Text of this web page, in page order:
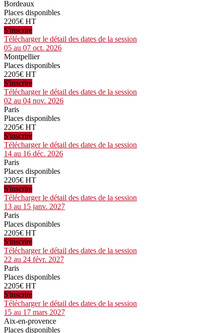
Bordeaux
Places disponibles
2205€ HT
S'inscrire
Télécharger le détail des dates de la session
05 au 07 oct. 2026
Montpellier
Places disponibles
2205€ HT
S'inscrire
Télécharger le détail des dates de la session
02 au 04 nov. 2026
Paris
Places disponibles
2205€ HT
S'inscrire
Télécharger le détail des dates de la session
14 au 16 déc. 2026
Paris
Places disponibles
2205€ HT
S'inscrire
Télécharger le détail des dates de la session
13 au 15 janv. 2027
Paris
Places disponibles
2205€ HT
S'inscrire
Télécharger le détail des dates de la session
22 au 24 févr. 2027
Paris
Places disponibles
2205€ HT
S'inscrire
Télécharger le détail des dates de la session
15 au 17 mars 2027
Aix-en-provence
Places disponibles